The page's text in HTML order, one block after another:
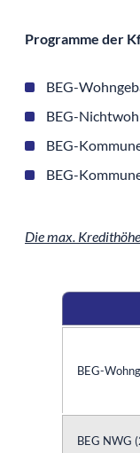
Programme der
BEG-
BEG-
BEG-
BEG-
Die max.
BEG-
BEG NWG